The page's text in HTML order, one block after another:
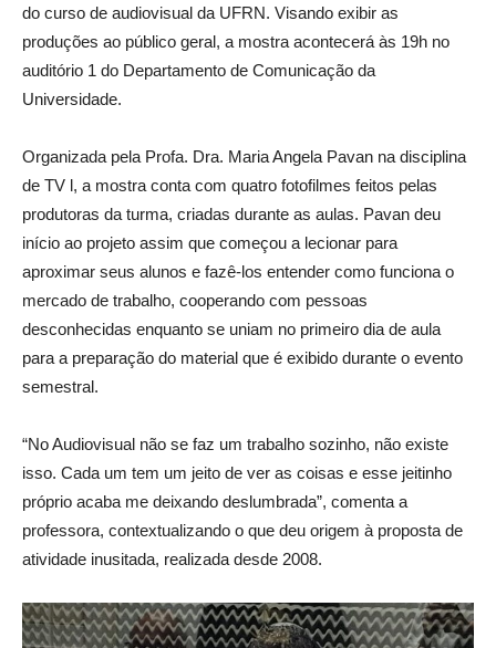
do curso de audiovisual da UFRN. Visando exibir as
produções ao público geral, a mostra acontecerá às 19h no
auditório 1 do Departamento de Comunicação da
Universidade.
Organizada pela Profa. Dra. Maria Angela Pavan na disciplina
de TV l, a mostra conta com quatro fotofilmes feitos pelas
produtoras da turma, criadas durante as aulas. Pavan deu
início ao projeto assim que começou a lecionar para
aproximar seus alunos e fazê-los entender como funciona o
mercado de trabalho, cooperando com pessoas
desconhecidas enquanto se uniam no primeiro dia de aula
para a preparação do material que é exibido durante o evento
semestral.
“No Audiovisual não se faz um trabalho sozinho, não existe
isso. Cada um tem um jeito de ver as coisas e esse jeitinho
próprio acaba me deixando deslumbrada”, comenta a
professora, contextualizando o que deu origem à proposta de
atividade inusitada, realizada desde 2008.